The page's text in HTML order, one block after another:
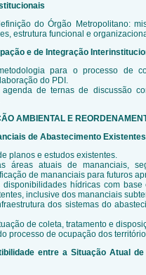
do Órgão Metropolitano:
estrutura funcional e
e de Integração
para o processo de
do PDI.
agenda de ternas de discussão
AMBIENTAL E
de Abastecimento
planos e estudos existentes.
áreas atuais de mananciais,
de mananciais para futuros
disponibilidades hídricas com
inclusive dos mananciais
dos sistemas do
de coleta, tratamento e
processo de ocupação dos
entre a Situação Atual